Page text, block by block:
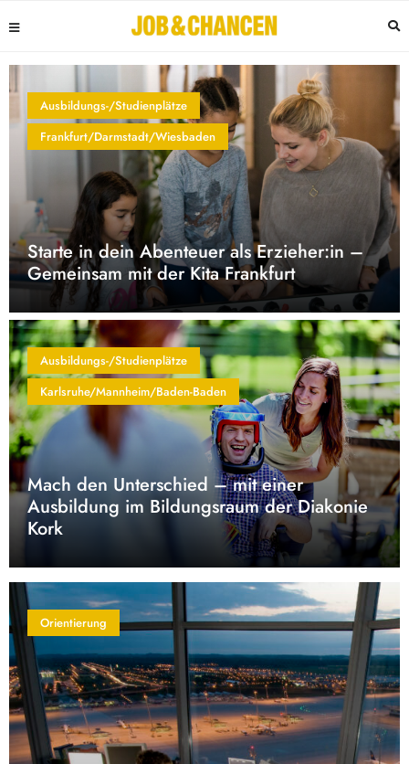
Ausbildungs-/Studienplätze
Frankfurt/Darmstadt/Wiesbaden
Starte in dein Abenteuer als Erzieher:in –
Gemeinsam mit der Kita Frankfurt
Ausbildungs-/Studienplätze
Karlsruhe/Mannheim/Baden-Baden
Mach den Unterschied – mit einer
Ausbildung im Bildungsraum der Diakonie
Kork
Orientierung